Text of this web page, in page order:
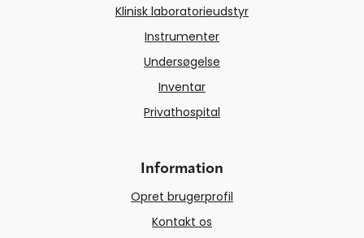
Klinisk laboratorieudstyr
Instrumenter
Undersøgelse
Inventar
Privathospital
Information
Opret brugerprofil
Kontakt os